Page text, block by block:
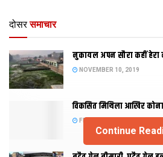
दोसर समाचार
नुकायल अपन सौरा कहीं हेरा
NOVEMBER 10, 2019
विकसित मिथिला आखिर
FEBRUARY 23, 2019
Continue